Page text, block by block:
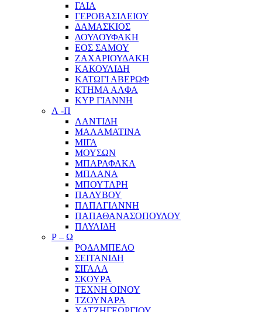
ΓΑΙΑ
ΓΕΡΟΒΑΣΙΛΕΙΟΥ
ΔΑΜΑΣΚΙΟΣ
ΔΟΥΛΟΥΦΑΚΗ
ΕΟΣ ΣΑΜΟΥ
ΖΑΧΑΡΙΟΥΔΑΚΗ
ΚΑΚΟΥΛΙΔΗ
ΚΑΤΩΓΙ ΑΒΕΡΩΦ
ΚΤΗΜΑ ΑΛΦΑ
ΚΥΡ ΓΙΑΝΝΗ
Λ -Π
ΛΑΝΤΙΔΗ
ΜΑΛΑΜΑΤΙΝΑ
ΜΙΓΑ
ΜΟΥΣΩΝ
ΜΠΑΡΑΦΑΚΑ
ΜΠΛΑΝΑ
ΜΠΟΥΤΑΡΗ
ΠΑΛΥΒΟΥ
ΠΑΠΑΓΙΑΝΝΗ
ΠΑΠΑΘΑΝΑΣΟΠΟΥΛΟΥ
ΠΑΥΛΙΔΗ
Ρ – Ω
ΡΟΔΑΜΠΕΛΟ
ΣΕΙΤΑΝΙΔΗ
ΣΙΓΑΛΑ
ΣΚΟΥΡΑ
ΤΕΧΝΗ ΟΙΝΟΥ
ΤΖΟΥΝΑΡΑ